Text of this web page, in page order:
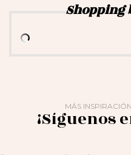
Shopping
MÁS
¡Síguenos